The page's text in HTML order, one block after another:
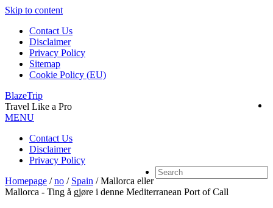
Skip to content
Contact Us
Disclaimer
Privacy Policy
Sitemap
Cookie Policy (EU)
BlazeTrip
Travel Like a Pro
MENU
Contact Us
Disclaimer
Privacy Policy
Homepage / no / Spain / Mallorca eller
Mallorca - Ting å gjøre i denne Mediterranean Port of Call